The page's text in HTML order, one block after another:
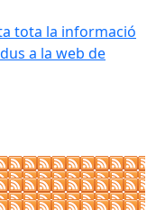
tota la informació
a la web de